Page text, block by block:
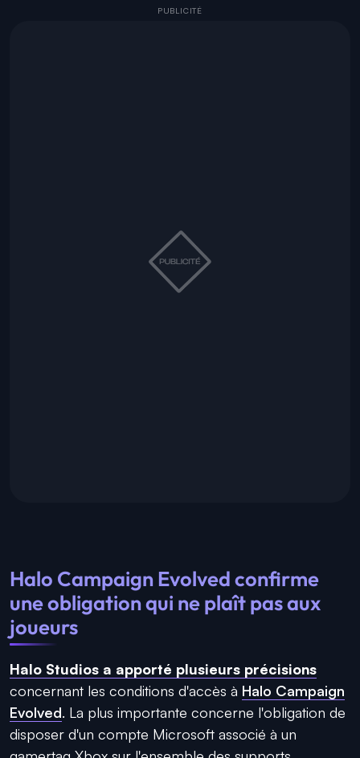
Halo Campaign Evolved confirme
une obligation qui ne plaît pas aux
joueurs
Halo Studios a apporté plusieurs précisions
concernant les conditions d'accès à Halo Campaign
Evolved. La plus importante concerne l'obligation de
disposer d'un compte Microsoft associé à un